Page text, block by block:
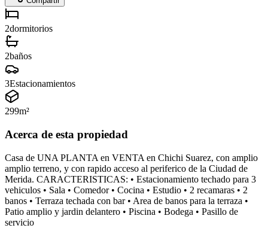
2dormitorios
2baños
3Estacionamientos
299m²
Acerca de esta propiedad
Casa de UNA PLANTA en VENTA en Chichi Suarez, con amplio
amplio terreno, y con rapido acceso al periferico de la Ciudad de
Merida. CARACTERISTICAS: • Estacionamiento techado para 3
vehiculos • Sala • Comedor • Cocina • Estudio • 2 recamaras • 2
banos • Terraza techada con bar • Area de banos para la terraza •
Patio amplio y jardin delantero • Piscina • Bodega • Pasillo de
servicio